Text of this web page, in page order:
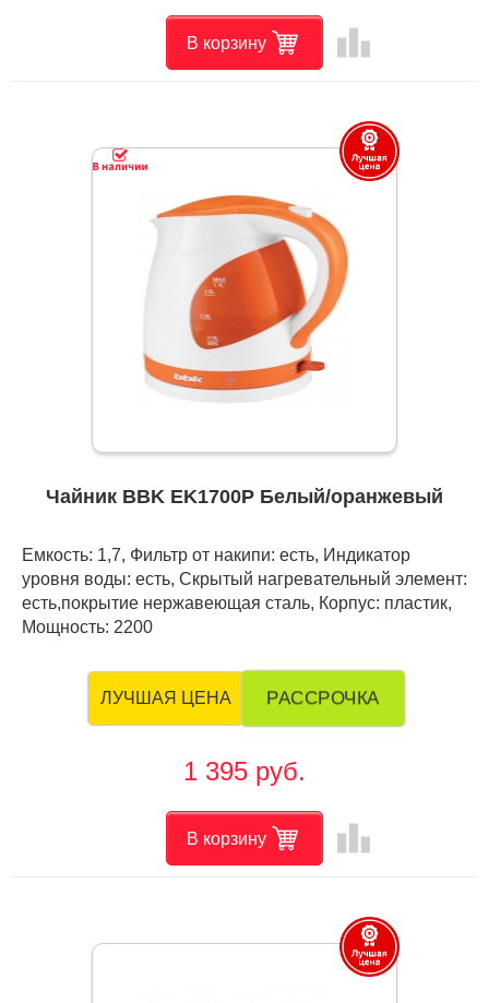
В корзину leaderboard
Чайник BBK EK1700P Белый/оранжевый
Емкость: 1,7, Фильтр от накипи: есть, Индикатор
уровня воды: есть, Скрытый нагревательный элемент:
есть,покрытие нержавеющая сталь, Корпус: пластик,
Мощность: 2200
ЛУЧШАЯ ЦЕНА РАССРОЧКА
1 395 руб.
В корзину leaderboard